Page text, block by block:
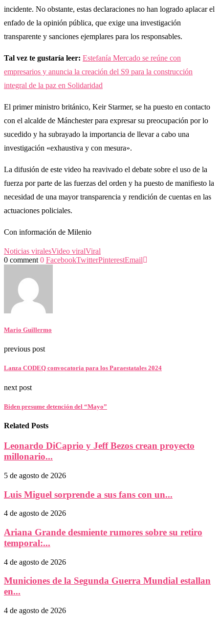
incidente. No obstante, estas declaraciones no han logrado aplacar el
enfado de la opinión pública, que exige una investigación
transparente y sanciones ejemplares para los responsables.
Tal vez te gustaría leer: Estefanía Mercado se reúne con
empresarios y anuncia la creación del S9 para la construcción
integral de la paz en Solidaridad
El primer ministro británico, Keir Starmer, se ha puesto en contacto
con el alcalde de Mánchester para expresar su preocupación por lo
sucedido y ha subrayado la importancia de llevar a cabo una
investigación «exhaustiva y con mesura».
La difusión de este video ha reavivado el debate sobre el uso de la
fuerza por parte de las fuerzas del orden y ha puesto de manifiesto la
necesidad de una mayor transparencia y rendición de cuentas en las
actuaciones policiales.
Con información de Milenio
Noticias viralesVideo viralViral
0 comment 0 FacebookTwitterPinterestEmail
Mario Guillermo
previous post
Lanza CODEQ convocatoria para los Paraestatales 2024
next post
Biden presume detención del “Mayo”
Related Posts
Leonardo DiCaprio y Jeff Bezos crean proyecto
millonario...
5 de agosto de 2026
Luis Miguel sorprende a sus fans con un...
4 de agosto de 2026
Ariana Grande desmiente rumores sobre su retiro
temporal:...
4 de agosto de 2026
Municiones de la Segunda Guerra Mundial estallan
en...
4 de agosto de 2026